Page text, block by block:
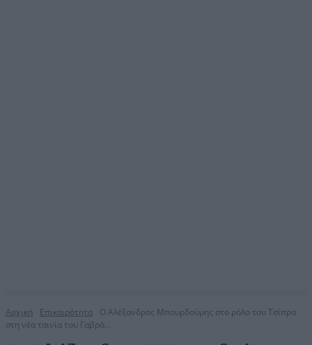
Αρχική Επικαιρότητα
Ο Αλέξανδρος Μπουρδούμης στο ρόλο του Τσίπρα
στη νέα ταινία του Γαβρά...